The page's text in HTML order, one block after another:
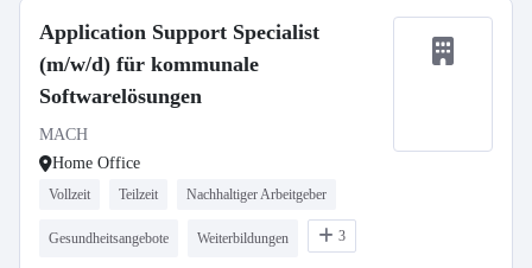
Application Support Specialist
(m/w/d) für kommunale
Softwarelösungen
MACH
Home Office
Vollzeit Teilzeit Nachhaltiger Arbeitgeber
Gesundheitsangebote Weiterbildungen 3